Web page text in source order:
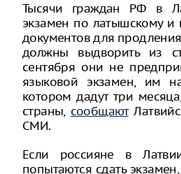
Тысячи граждан РФ в
экзамен по латышскому и
документов для
должны выдворить из
сентября они не
языковой экзамен, им
котором дадут три
страны, сообщают
СМИ.
Если россияне в
попытаются сдать